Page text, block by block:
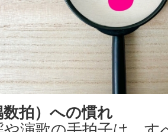
拍）への慣れ